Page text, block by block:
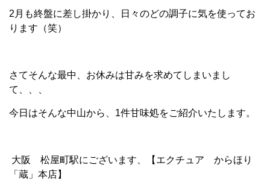
2月も終盤に差し掛かり、日々のどの調子に気を使ってお
ります（笑）
さてそんな最中、お休みは甘みを求めてしまいまし
て、、、
今日はそんな中山から、1件甘味処をご紹介いたします。
大阪 松屋町駅にございます、【エクチュア からほり
「蔵」本店】